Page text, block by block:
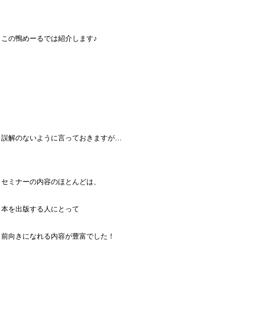
この鴨めーるでは紹介します♪
誤解のないように言っておきますが…
セミナーの内容のほとんどは、
本を出版する人にとって
前向きになれる内容が豊富でした！